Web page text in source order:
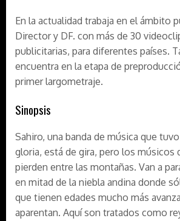
En la actualidad trabaja en el ámbito
Director y DF. con más de 30
publicitarias, para diferentes países.
encuentra en la etapa de
primer largometraje.
Sinopsis
Sahiro, una banda de música que
gloria, está de gira, pero los músicos
pierden entre las montañas. Van a
en mitad de la niebla andina donde
que tienen edades mucho más
aparentan. Aquí son tratados como